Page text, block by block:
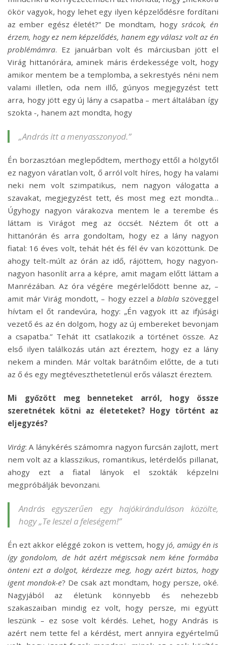
ökör vagyok, hogy lehet egy ilyen képzelődésre fordítani
az ember egész életét?” De mondtam, hogy srácok, én
érzem, hogy ez nem képzelődés, hanem egy válasz volt az én
problémámra. Ez januárban volt és márciusban jött el
Virág hittanórára, aminek máris érdekessége volt, hogy
amikor mentem be a templomba, a sekrestyés néni nem
valami illetlen, oda nem illő, gúnyos megjegyzést tett
arra, hogy jött egy új lány a csapatba – mert általában így
szokta -, hanem azt mondta, hogy
„András itt a menyasszonyod.”
Én borzasztóan meglepődtem, merthogy ettől a hölgytől
ez nagyon váratlan volt, ő arról volt híres, hogy ha valami
neki nem volt szimpatikus, nem nagyon válogatta a
szavakat, megjegyzést tett, és most meg ezt mondta…
Úgyhogy nagyon várakozva mentem le a terembe és
láttam is Virágot meg az öccsét. Néztem őt ott a
hittanórán és arra gondoltam, hogy ez a lány nagyon
fiatal: 16 éves volt, tehát hét és fél év van közöttünk. De
ahogy telt-múlt az órán az idő, rájöttem, hogy nagyon-
nagyon hasonlít arra a képre, amit magam előtt láttam a
Manrézában. Az óra végére megérlelődött benne az, –
amit már Virág mondott, – hogy ezzel a blablaszöveggel
hívtam el őt randevúra, hogy: „Én vagyok itt az ifjúsági
vezető és az én dolgom, hogy az új embereket bevonjam
a csapatba.” Tehát itt csatlakozik a történet össze. Az
első ilyen találkozás után azt éreztem, hogy ez a lány
nekem a minden. Már voltak barátnőim előtte, de a tuti
az ő és egy megtéveszthetetlenül erős választ éreztem.
Mi győzött meg benneteket arról, hogy össze
szeretnétek kötni az életeteket? Hogy történt az
eljegyzés?
Virág: A lánykérés számomra nagyon furcsán zajlott, mert
nem volt az a klasszikus, romantikus, letérdelős pillanat,
ahogy ezt a fiatal lányok el szokták képzelni
megpróbálják bevonzani.
András egyszerűen egy hajókiránduláson közölte,
hogy„Te leszel a feleségem!”
Én ezt akkor eléggé zokon is vettem, hogy jó, amúgy én is
így gondolom, de hát azért mégiscsak nem kéne formába
önteni ezt a dolgot, kérdezze meg, hogy azért biztos, hogy
igent mondok-e? De csak azt mondtam, hogy persze, oké.
Nagyjából az életünk könnyebb és nehezebb
szakaszaiban mindig ez volt, hogy persze, mi együtt
leszünk – ez sose volt kérdés. Lehet, hogy András is
azért nem tette fel a kérdést, mert annyira egyértelmű